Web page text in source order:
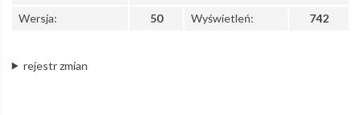
Wersja: 50 Wyświetleń: 742
rejestr zmian